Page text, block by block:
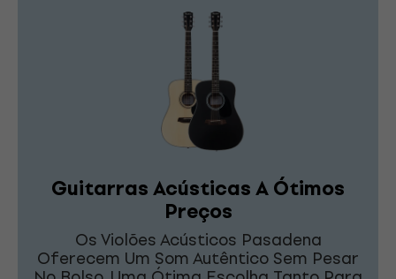
Guitarras Acústicas A Ótimos
Preços
Os Violões Acústicos Pasadena
Oferecem Um Som Autêntico Sem Pesar